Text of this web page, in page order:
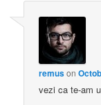
remuson
vezi ca te-am